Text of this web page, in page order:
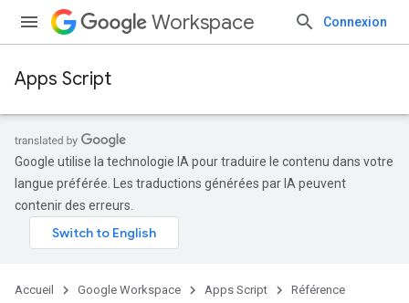
Workspace Connexion
Apps Script
Google utilise la technologie IA pour traduire le contenu dans votre
langue préférée. Les traductions générées par IA peuvent
contenir des erreurs.
Accueil Google Workspace Apps Script Référence